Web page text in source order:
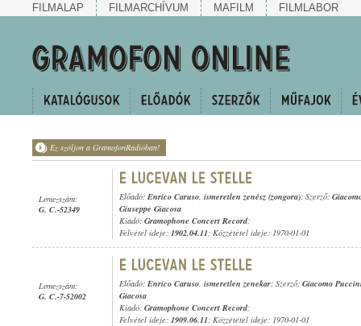
FILMALAP FILMARCHÍVUM MAFILM FILMLABOR
Ez szóljon a GramofonRádióban!
Lemezszám:
G. C.-52349
Előadó: Enrico Caruso, ismeretlen zenész (zongora); Szerző:
Giuseppe Giacosa
Kiadó: Gramophone Concert Record;
Felvétel ideje: 1902.04.11; Közzététel ideje: 1970-01-01
Lemezszám:
G. C.-7-52002
Előadó: Enrico Caruso, ismeretlen zenekar; Szerző: Giacomo
Giacosa
Kiadó: Gramophone Concert Record;
Felvétel ideje: 1909.06.11; Közzététel ideje: 1970-01-01